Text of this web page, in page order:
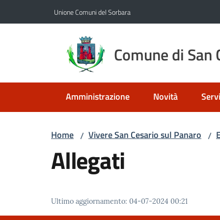
Unione Comuni del Sorbara
Comune di San
Amministrazione Novità
Home / Vivere San Cesario sul Panaro /
Allegati
Ultimo aggiornamento: 04-07-2024 00:21